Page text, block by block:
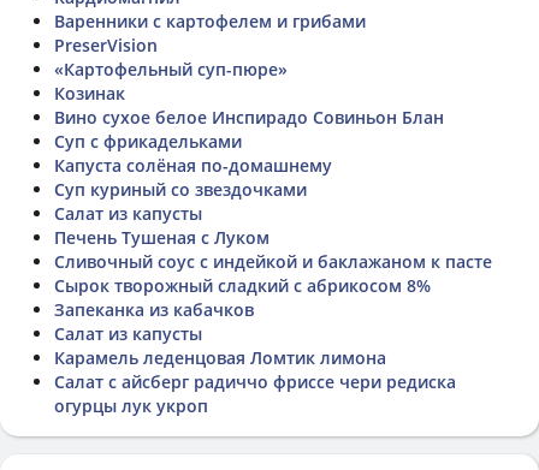
Варенники с картофелем и грибами
PreserVision
«Картофельный суп-пюре»
Козинак
Вино сухое белое Инспирадо Совиньон Блан
Суп с фрикадельками
Капуста солёная по-домашнему
Суп куриный со звездочками
Салат из капусты
Печень Тушеная с Луком
Сливочный соус с индейкой и баклажаном к пасте
Сырок творожный сладкий с абрикосом 8%
Запеканка из кабачков
Салат из капусты
Карамель леденцовая Ломтик лимона
Салат с айсберг радиччо фриссе чери редиска
огурцы лук укроп